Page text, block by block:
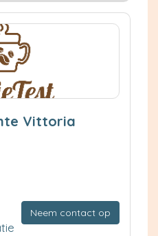
Vittoria
Neem contact op